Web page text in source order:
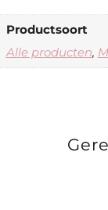
Productsoort
Alle producten,